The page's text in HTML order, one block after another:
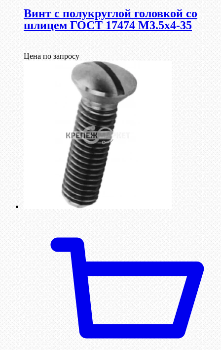
Винт с полукруглой головкой со
шлицем ГОСТ 17474 М3.5х4-35
Цена по запросу